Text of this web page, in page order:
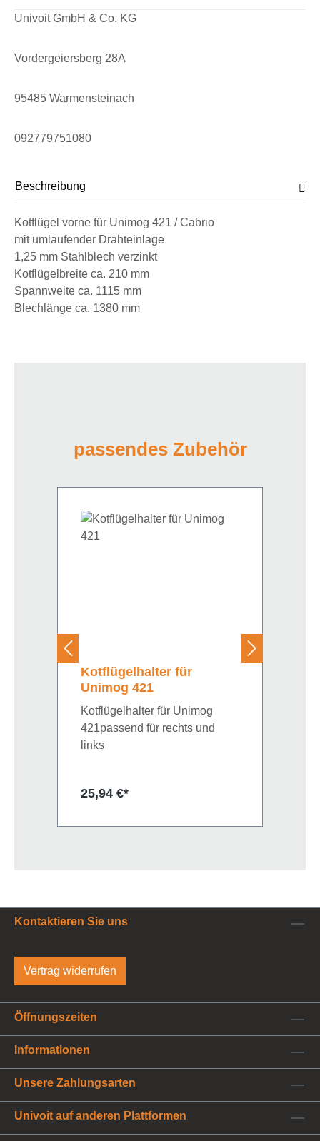
Univoit GmbH & Co. KG
Vordergeiersberg 28A
95485 Warmensteinach
092779751080
Beschreibung
Kotflügel vorne für Unimog 421 / Cabrio
mit umlaufender Drahteinlage
1,25 mm Stahlblech verzinkt
Kotflügelbreite ca. 210 mm
Spannweite ca. 1115 mm
Blechlänge ca. 1380 mm
Produktgalerie überspringen
passendes Zubehör
Kotflügelhalter für
Unimog 421
Kotflügelhalter für Unimog
421passend für rechts und
links
Regulärer Preis:
25,94 €*
Kontaktieren Sie uns
Vertrag widerrufen
Öffnungszeiten
Informationen
Unsere Zahlungsarten
Univoit auf anderen Plattformen